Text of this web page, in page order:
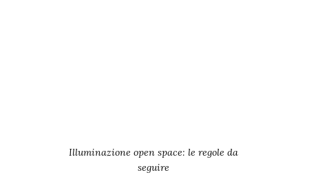
Illuminazione open space: le regole da
seguire